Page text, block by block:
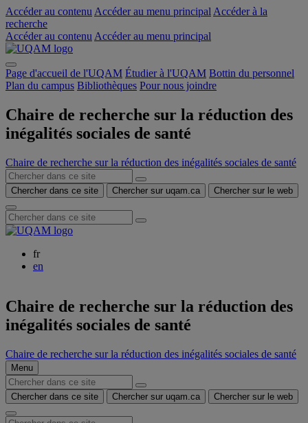
Accéder au contenu Accéder au menu principal Accéder à la
recherche
Accéder au contenu Accéder au menu principal
Page d'accueil de l'UQAM Étudier à l'UQAM Bottin du personnel
Plan du campus Bibliothèques Pour nous joindre
Chaire de recherche sur la réduction des
inégalités sociales de santé
Chaire de recherche sur la réduction des inégalités sociales de santé
Chercher dans ce site Chercher sur uqam.ca Chercher sur le web
fr
en
Chaire de recherche sur la réduction des
inégalités sociales de santé
Chaire de recherche sur la réduction des inégalités sociales de santé
Menu
Chercher dans ce site Chercher sur uqam.ca Chercher sur le web